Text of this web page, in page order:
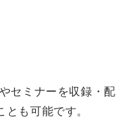
セミナーを収録・配
も可能です。